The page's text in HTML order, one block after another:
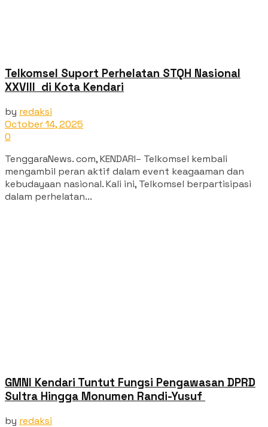
Telkomsel Suport Perhelatan STQH Nasional
XXVIII di Kota Kendari
by redaksi
October 14, 2025
0
TenggaraNews. com, KENDARI– Telkomsel kembali
mengambil peran aktif dalam event keagaaman dan
kebudayaan nasional. Kali ini, Telkomsel berpartisipasi
dalam perhelatan...
GMNI Kendari Tuntut Fungsi Pengawasan DPRD
Sultra Hingga Monumen Randi-Yusuf ‎
by redaksi